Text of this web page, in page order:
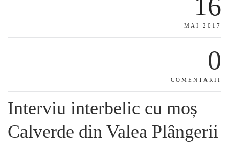
MAI 2017
0
COMENTARII
Interviu interbelic cu moș
Calverde din Valea Plângerii